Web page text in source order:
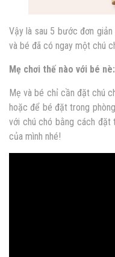
Vậy là sau 5 bước đơn
và bé đã có ngay một chú
Mẹ chơi thế nào với bé nè:
Mẹ và bé chỉ cần đặt chú
hoặc để bé đặt trong
với chú chó bằng cách đặt
của mình nhé!